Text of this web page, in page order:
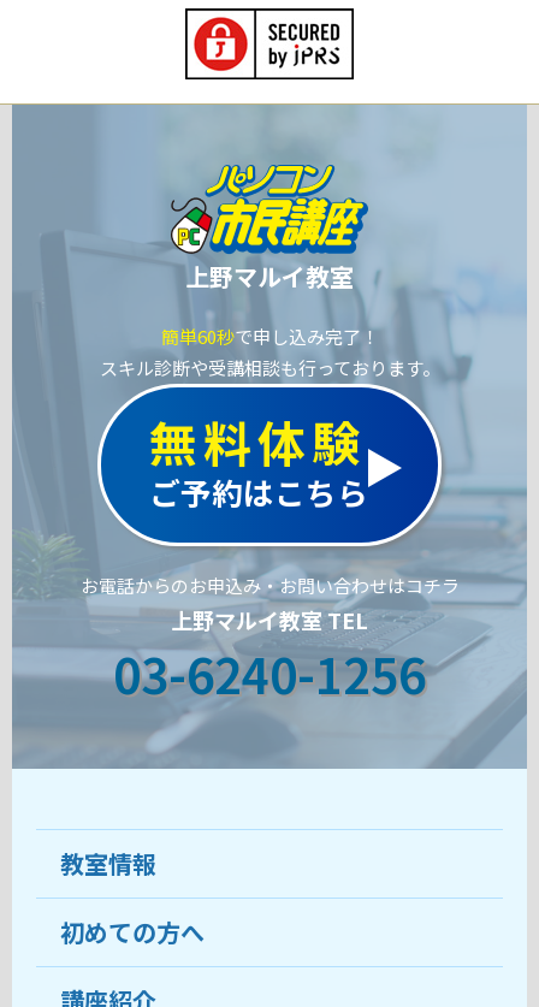
上野マルイ教室
簡単60秒で申し込み完了！
スキル診断や受講相談も行っております。
無料体験
ご予約はこちら
お電話からのお申込み・お問い合わせはコチラ
上野マルイ教室 TEL
03-6240-1256
教室情報
教室について
受講生の声
初めての方へ
ココがおすすめ